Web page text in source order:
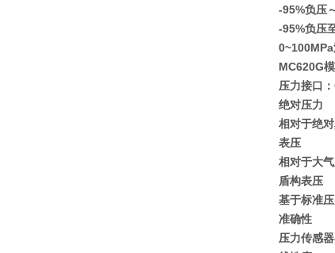
-95%负压
-95%负压
MC620G
压力接口
绝对压力
相对于绝
表压
相对于大
盾构表压
基于标准
准确性
压力传感